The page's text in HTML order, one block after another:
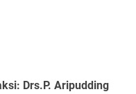
Drs.P. Aripudding